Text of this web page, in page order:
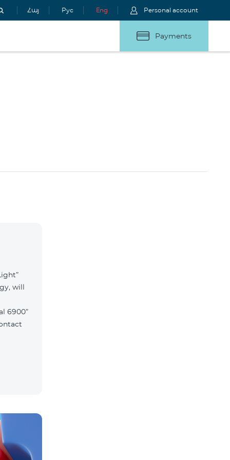
Հայ Рус Eng Personal account
Payments
will
6900”